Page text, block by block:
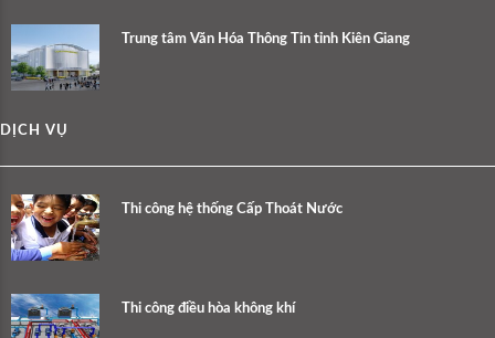
Trung tâm Văn Hóa Thông Tin tỉnh Kiên Giang
DỊCH VỤ
Thi công hệ thống Cấp Thoát Nước
Thi công điều hòa không khí